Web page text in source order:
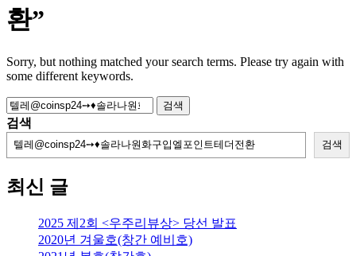
환”
Sorry, but nothing matched your search terms. Please try again with
some different keywords.
검
색:
검색
검색
최신 글
2025 제2회 <우주리뷰상> 당선 발표
2020년 겨울호(창간 예비호)